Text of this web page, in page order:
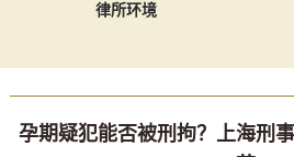
律所环境
孕期疑犯能否被刑拘？上海刑